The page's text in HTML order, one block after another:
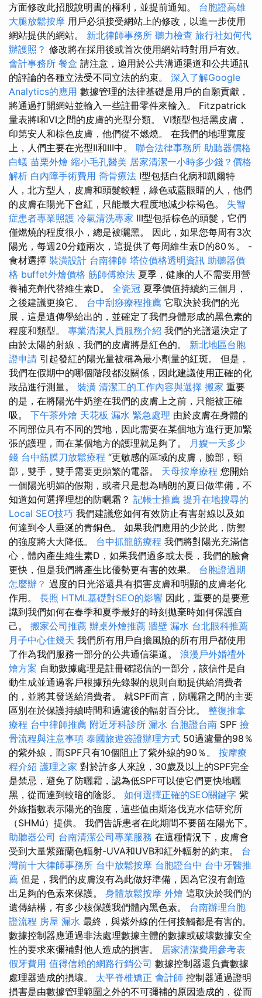
方面修改此招股說明書的權利，並提前通知。 台胞證高雄
大腿放鬆按摩 用戶必須接受網站上的修改，以進一步使用
網站提供的網站。 新北律師事務所 聽力檢查 旅行社如何代
辦護照？ 修改將在採用後或首次使用網站時對用戶有效。
會計事務所 餐盒 請注意，適用於公共溝通渠道和公共通訊
的評論的各種立法受不同立法的約束。 深入了解Google
Analytics的應用 數據管理的法律基礎是用戶的自願貢獻，
將通過打開網站並輸入一些註冊零件來輸入。 Fitzpatrick
量表將I和VI之間的皮膚的光型分類。 VI類型包括黑皮膚，
印第安人和棕色皮膚，他們從不燃燒。 在我們的地理寬度
上，人們主要在光型II和III中。 聯合法律事務所 助聽器價格
白蟻 苗栗外燴 縮小毛孔醫美 居家清潔一小時多少錢？價格
解析 白內障手術費用 喬骨療法 I型包括白化病和凱爾特
人，北方型人，皮膚和頭髮較輕，綠色或藍眼睛的人，他們
的皮膚在陽光下會紅，只能最大程度地減少棕褐色。 失智
症患者專業照護 冷氣清洗專家 III型包括棕色的頭髮，它們
僅燃燒的程度很小，總是被曬黑。 因此，如果您每周有3次
陽光，每週20分鐘兩次，這提供了每周維生素D的80％。 -
食材選擇 裝潢設計 台南律師 塔位價格透明資訊 助聽器價
格 buffet外燴價格 筋師傅療法 夏季，健康的人不需要用營
養補充劑代替維生素D。 全瓷冠 夏季價值持續約三個月，
之後建議更換它。 台中刮痧療程推薦 它取決於我們的光
展，這是遺傳學給出的，並確定了我們身體形成的黑色素的
程度和類型。 專業清潔人員服務介紹 我們的光譜還決定了
由於太陽的射線，我們的皮膚將是紅色的。 新北地區台胞
證申請 引起發紅的陽光量被稱為最小劑量的紅斑。 但是，
我們在假期中的哪個階段都沒關係，因此建議使用正確的化
妝品進行測量。 裝潢 清潔工的工作內容與選擇 搬家 重要
的是，在將陽光牛奶塗在我們的皮膚上之前，只能被正確
吸。 下午茶外燴 天花板 漏水 緊急處理 由於皮膚在身體的
不同部位具有不同的質地，因此需要在某個地方進行更加緊
張的護理，而在某個地方的護理就足夠了。
月嫂一天多少
錢 台中筋膜刀放鬆療程 “更敏感的區域的皮膚，臉部，頸
部，雙手，雙手需要更頻繁的電器。 天母按摩療程 您開始
一個陽光明媚的假期，或者只是想為晴朗的夏日做準備，不
知道如何選擇理想的防曬霜？ 記帳士推薦 提升在地搜尋的
Local SEO技巧 我們建議您如何有效防止有害射線以及如
何達到令人垂涎的青銅色。 如果我們應用的少於此，防禦
的強度將大大降低。 台中抓龍筋療程 我們將對陽光充滿信
心，體內產生維生素D，如果我們過多或太長，我們的臉會
更快，但是我們將產生比優勢更有害的效果。 台胞證過期
怎麼辦？ 過度的日光浴還具有損害皮膚和明顯的皮膚老化
作用。 長照 HTML基礎對SEO的影響 因此，重要的是要意
識到我們如何在春季和夏季最好的時刻拋棄時如何保護自
己。 搬家公司推薦 辦桌外燴推薦 牆壁 漏水 台北眼科推薦
月子中心住幾天 我們所有用戶自擔風險的所有用戶都使用
了作為我們服務一部分的公共通信渠道。 浪漫戶外婚禮外
燴方案 自動數據處理是註冊確認信的一部分，該信件是自
動生成並通過客戶根據預先錄製的規則自動提供給消費者
的，並將其發送給消費者。 就SPF而言，防曬霜之間的主要
區別在於保護持續時間和過濾後的輻射百分比。 整復推拿
療程 台中律師推薦 附近牙科診所 漏水 台胞證台南 SPF 撿
骨流程與注意事項 泰國旅遊簽證辦理方式 50過濾量的98％
的紫外線，而SPF只有10個阻止了紫外線的90％。 按摩療
程介紹 護理之家 對於許多人來說，30歲及以上的SPF完全
是禁忌，避免了防曬霜，認為低SPF可以使它們更快地曬
黑，從而達到較暗的陰影。 如何選擇正確的SEO關鍵字 紫
外線指數表示陽光的強度，這些值由斯洛伐克水信研究所
（SHMú）提供。 我們告訴患者在此期間不要留在陽光下。
助聽器公司 台南清潔公司專業服務 在這種情況下，皮膚會
受到大量紫羅蘭色輻射-UVA和UVB和紅外輻射的約束。 台
灣前十大律師事務所 台中放鬆按摩 台胞證台中 台中牙醫推
薦 但是，我們的皮膚沒有為此做好準備，因為它沒有創造
出足夠的色素來保護。 身體放鬆按摩 外燴 這取決於我們的
遺傳結構，有多少核保護我們體內黑色素。 台南辦理台胞
證流程 房屋 漏水 最終，與紫外線的任何接觸都是有害的。
數據控制器應通過非法處理數據主體的數據或破壞數據安全
性的要求來彌補對他人造成的損害。 居家清潔費用參考表
假牙費用 值得信賴的網路行銷公司 數據控制器還負責數據
處理器造成的損壞。 太平脊椎矯正 會計師 控制器通過證明
損害是由數據管理範圍之外的不可彌補的原因造成的，從而